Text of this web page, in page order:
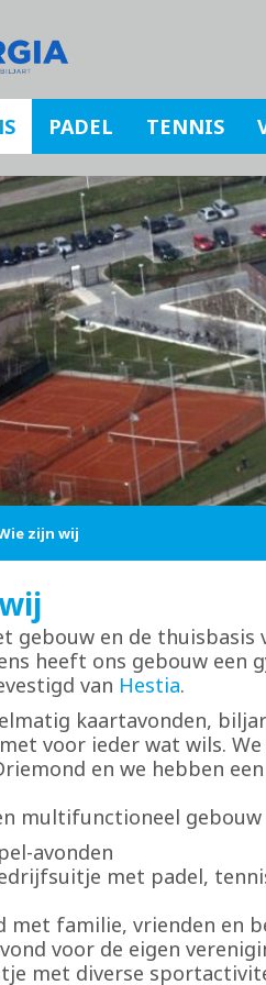
PADEL TENNIS
zijn wij
gebouw en de
heeft ons gebouw een
van Hestia.
kaartavonden,
voor ieder wat wils.
en we hebben
multifunctioneel
avonden
met padel,
met familie, vrienden en
voor de eigen
met diverse